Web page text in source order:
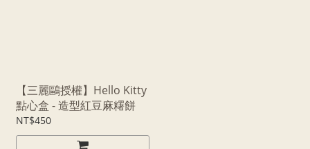
【三麗鷗授權】Hello Kitty
點心盒 - 造型紅豆麻糬餅
NT$450